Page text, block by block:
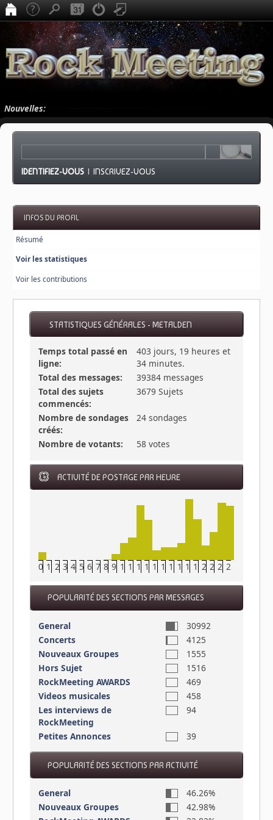
Nouvelles:
IDENTIFIEZ-VOUS |INSCRIVEZ-VOUS
INFOS DU PROFIL
Résumé
Voir les statistiques
Voir les contributions
STATISTIQUES GÉNÉRALES - METALDEN
Temps total passé en
ligne:
403 jours, 19 heures et
34 minutes.
Total des messages:
39384 messages
Total des sujets
commencés:
3679 Sujets
Nombre de sondages
créés:
24 sondages
Nombre de votants: 58 votes
ACTIVITÉ DE POSTAGE PAR HEURE
0 1 2 3 4 5 6 7 8 9 1011121314151617181920212223
POPULARITÉ DES SECTIONS PAR MESSAGES
General
30992
Concerts
4125
Nouveaux Groupes
1555
Hors Sujet
1516
RockMeeting AWARDS
469
Videos musicales
458
Les interviews de
RockMeeting
94
Petites Annonces 39
POPULARITÉ DES SECTIONS PAR ACTIVITÉ
General
46.26%
Nouveaux Groupes
42.98%